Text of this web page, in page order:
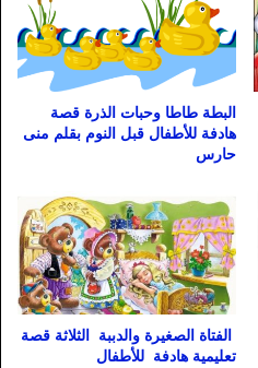
البطة طاطا وحبات الذرة قصة
هادفة للأطفال قبل النوم بقلم منى
حارس
الفتاة الصغيرة والدببة الثلاثة قصة
تعليمية هادفة للأطفال